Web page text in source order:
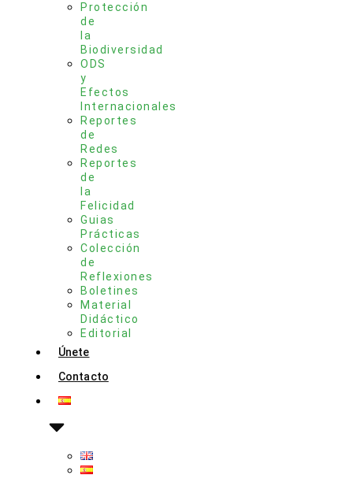
Protección
de
la
Biodiversidad
ODS
y
Efectos
Internacionales
Reportes
de
Redes
Reportes
de
la
Felicidad
Guias
Prácticas
Colección
de
Reflexiones
Boletines
Material
Didáctico
Editorial
Únete
Contacto